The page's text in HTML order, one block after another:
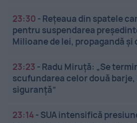
23:30 - Rețeaua din spatele
pentru suspendarea
Milioane de lei, propagandă și
23:23 - Radu Miruță: „Se
scufundarea celor două
siguranţă”
23:14- SUA intensifică